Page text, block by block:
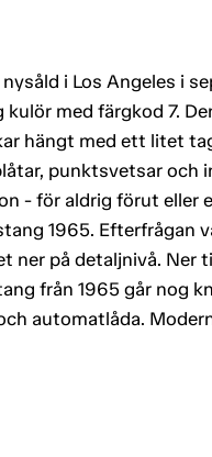
i Los Angeles i
kulör med färgkod 7.
hängt med ett litet
punktsvetsar och
- för aldrig förut eller
1965. Efterfrågan
ner på detaljnivå. Ner
från 1965 går nog
automatlåda.